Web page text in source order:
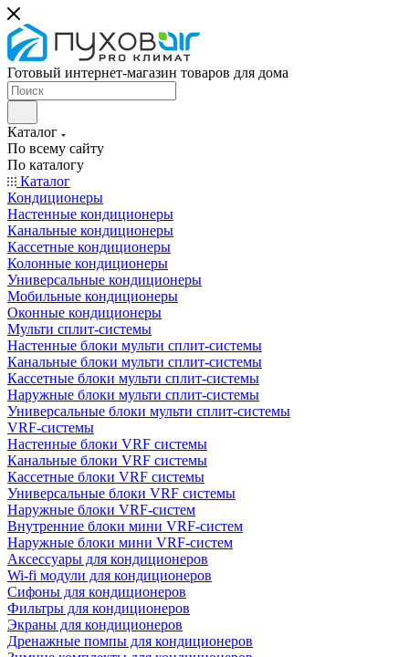
Готовый интернет-магазин товаров для дома
Каталог
По всему сайту
По каталогу
Каталог
Кондиционеры
Настенные кондиционеры
Канальные кондиционеры
Кассетные кондиционеры
Колонные кондиционеры
Универсальные кондиционеры
Мобильные кондиционеры
Оконные кондиционеры
Мульти сплит-системы
Настенные блоки мульти сплит-системы
Канальные блоки мульти сплит-системы
Кассетные блоки мульти сплит-системы
Наружные блоки мульти сплит-системы
Универсальные блоки мульти сплит-системы
VRF-системы
Настенные блоки VRF системы
Канальные блоки VRF системы
Кассетные блоки VRF системы
Универсальные блоки VRF системы
Наружные блоки VRF-систем
Внутренние блоки мини VRF-систем
Наружные блоки мини VRF-систем
Аксессуары для кондиционеров
Wi-fi модули для кондиционеров
Сифоны для кондиционеров
Фильтры для кондиционеров
Экраны для кондиционеров
Дренажные помпы для кондиционеров